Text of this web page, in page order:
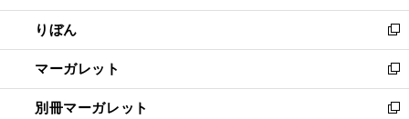
開
く
ウ
で
開
く
ン
ド
ウ
で
開
く
ウ
ィ
ン
ド
ウ
で
りぼん
新
し
い
ウ
ィ
マーガレット
新
し
い
別冊マーガレット
新